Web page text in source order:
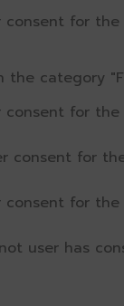
consent for
the category
consent for
consent for
consent for
user has